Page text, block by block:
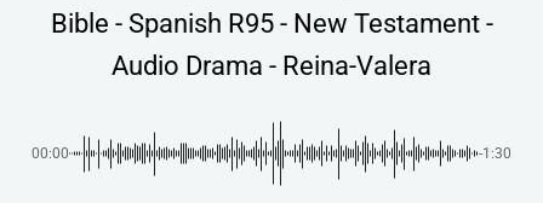
Bible - Spanish R95 - New Testament -
Audio Drama - Reina-Valera
00:00 -1:30